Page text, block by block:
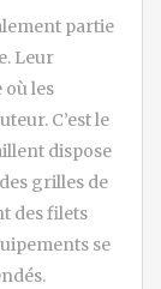
partie
Leur
les
C’est le
dispose
grilles de
des filets
se